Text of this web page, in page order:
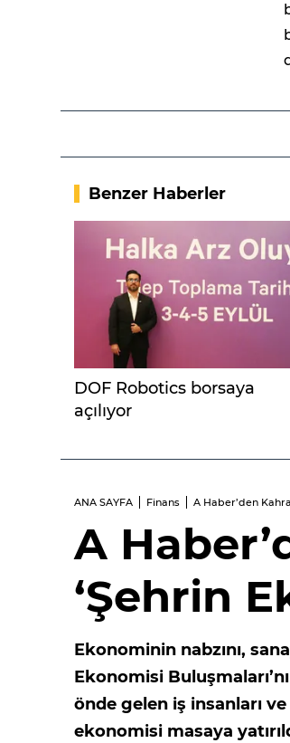
Benzer Haberler
DOF Robotics borsaya
açılıyor
ANA SAYFA Finans A Haber’den
A
‘Şehrin
Ekonominin nabzını,
Ekonomisi
önde gelen iş insanları
ekonomisi masaya